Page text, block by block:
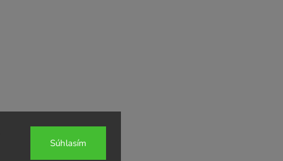
Súhlasím
gargo@gargo.sk